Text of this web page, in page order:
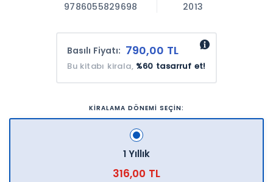
9786055829698 2013
Basılı Fiyatı: 790,00 TL
Bu kitabı kirala, %60 tasarruf et!
KİRALAMA DÖNEMİ SEÇİN:
1 Yıllık
316,00 TL